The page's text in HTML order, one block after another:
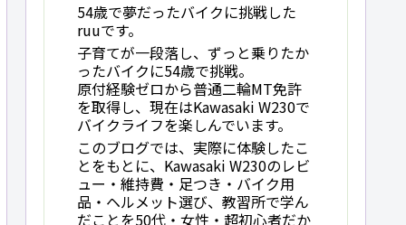
54歳で夢だったバイクに挑戦した
ruuです。
子育てが一段落し、ずっと乗りたか
ったバイクに54歳で挑戦。
原付経験ゼロから普通二輪MT免許
を取得し、現在はKawasaki W230で
バイクライフを楽しんでいます。
このブログでは、実際に体験したこ
とをもとに、Kawasaki W230のレビ
ュー・維持費・足つき・バイク用
品・ヘルメット選び、教習所で学ん
だことを50代・女性・超初心者だか